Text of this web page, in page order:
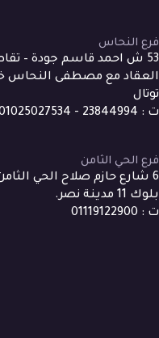
فرع النحاس
53 ش احمد قاسم جودة –
العقاد مع مصطفى النحاس
توتال
ت : 23844994 - 01025027534
فرع الحي الثامن
بلوك 11 مدينة نصر.
ت : 01119122900